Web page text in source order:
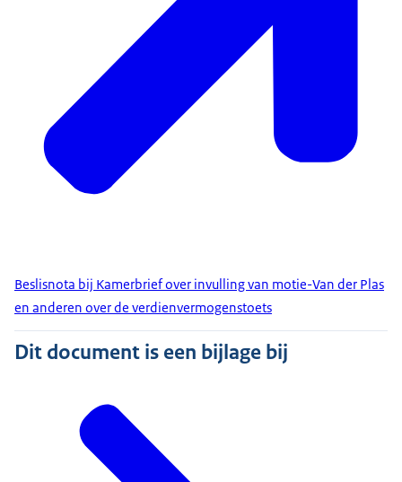
Beslisnota bij Kamerbrief over invulling van motie-Van der Plas
en anderen over de verdienvermogenstoets
Dit document is een bijlage bij